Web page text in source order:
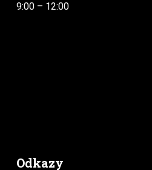
9:00 – 12:00
Odkazy